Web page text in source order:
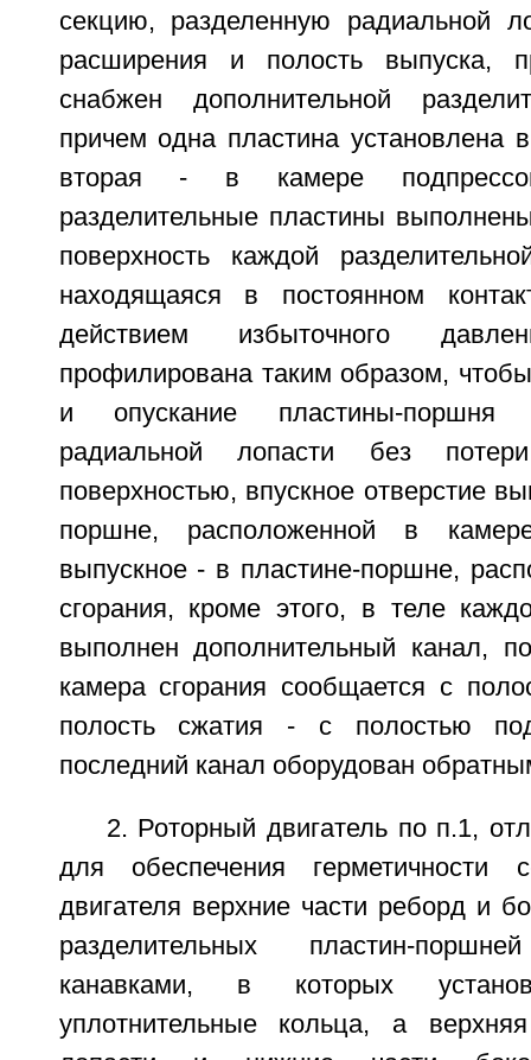
секцию, разделенную радиальной
расширения и полость выпуска,
снабжен дополнительной
причем одна пластина установлена
вторая - в камере
разделительные пластины
поверхность каждой
находящаяся в постоянном
действием избыточного
профилирована таким образом,
и опускание пластины-поршня
радиальной лопасти без
поверхностью, впускное отверстие
поршне, расположенной в
выпускное - в пластине-поршне,
сгорания, кроме этого, в теле
выполнен дополнительный канал,
камера сгорания сообщается с
полость сжатия - с полостью
последний канал оборудован
2. Роторный двигатель по п.1,
для обеспечения герметичности
двигателя верхние части реборд и
разделительных пластин-
канавками, в которых
уплотнительные кольца, а